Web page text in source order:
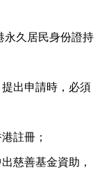
永久居民身份證持
出申請時，必須
註冊；
慈善基金資助，